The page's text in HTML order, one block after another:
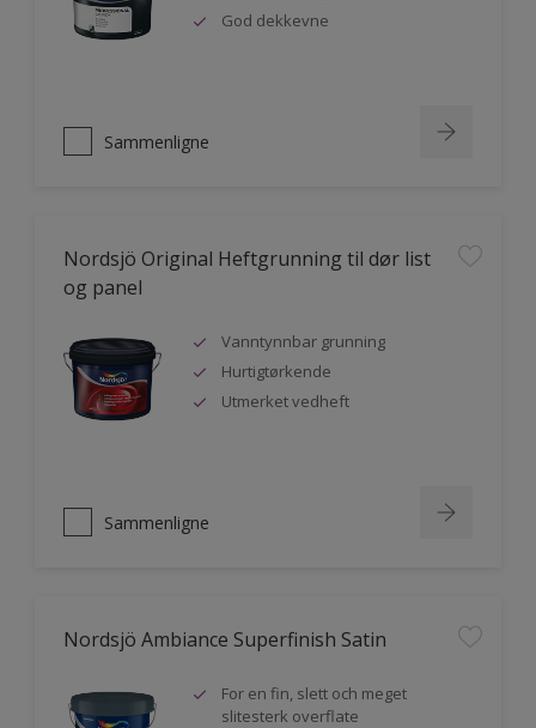
God dekkevne
Sammenligne
Nordsjö Original Heftgrunning til dør list
og panel
Vanntynnbar grunning
Hurtigtørkende
Utmerket vedheft
Sammenligne
Nordsjö Ambiance Superfinish Satin
For en fin, slett och meget
slitesterk overflate